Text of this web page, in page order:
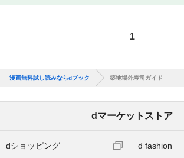
1
漫画無料試し読みならdブック 築地場外寿司ガイド
dマーケットストア
dショッピング d fashion